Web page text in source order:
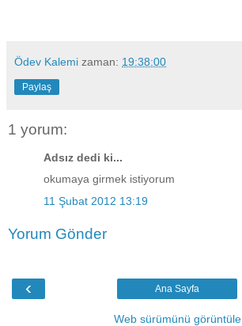
Ödev Kalemi zaman: 19:38:00
Paylaş
1 yorum:
Adsız dedi ki...
okumaya girmek istiyorum
11 Şubat 2012 13:19
Yorum Gönder
‹ Ana Sayfa
Web sürümünü görüntüle